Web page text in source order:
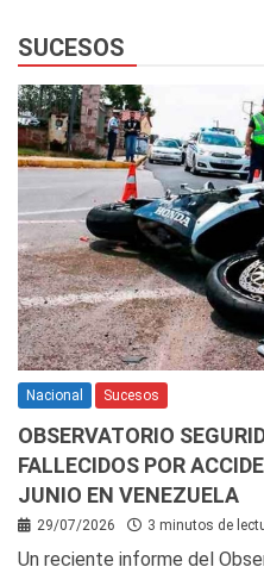
SUCESOS
Nacional Sucesos
OBSERVATORIO
FALLECIDOS POR
JUNIO EN VENEZUELA
29/07/2026 3 minutos de
Un reciente informe del